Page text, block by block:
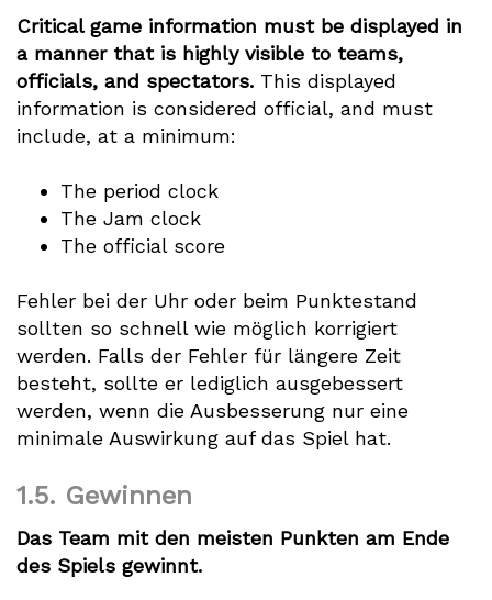
Critical game information must be displayed in
a manner that is highly visible to teams,
officials, and spectators. This displayed
information is considered official, and must
include, at a minimum:
The period clock
The Jam clock
The official score
Fehler bei der Uhr oder beim Punktestand
sollten so schnell wie möglich korrigiert
werden. Falls der Fehler für längere Zeit
besteht, sollte er lediglich ausgebessert
werden, wenn die Ausbesserung nur eine
minimale Auswirkung auf das Spiel hat.
1.5. Gewinnen
Das Team mit den meisten Punkten am Ende
des Spiels gewinnt.